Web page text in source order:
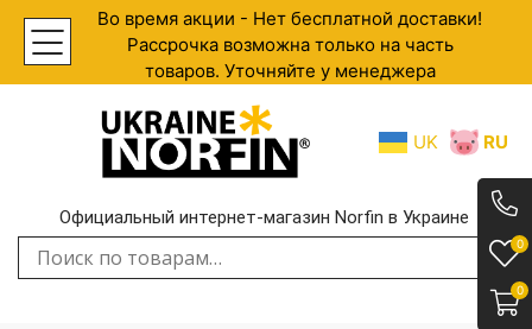
Во время акции - Нет бесплатной доставки!
Рассрочка возможна только на часть
товаров. Уточняйте у менеджера
UK RU
Официальный интернет-магазин Norfin в Украине
Искать: 0
0